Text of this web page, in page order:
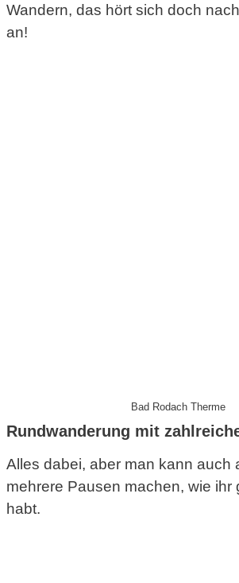
Wandern, das hört sich doch
an!
Bad Rodach Therme
Rundwanderung mit
Alles dabei, aber man kann auch
mehrere Pausen machen, wie ihr
habt.